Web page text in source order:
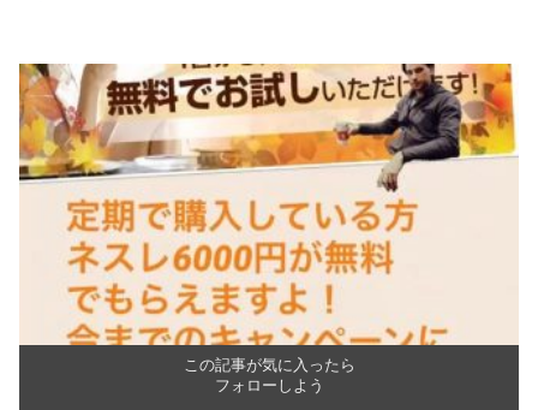
この記事が気に入ったら
フォローしよう